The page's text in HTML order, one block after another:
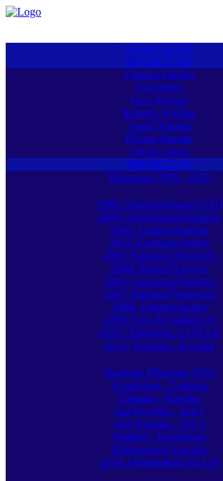
STARTSEITE
BIKERTEAM
Thomas Fischer
Kai Hertel
Uwe Kempe
Roberto Walther
André Pahnke
Philipp Pahnke
Oliver Anton
BIKERTAGE
Bikertage 1999 - 2010
1999: Alpen/Samnaun (CH)
2000: Wolkenstein/Südtirol
2001: Leifers/Südtirol
2002: Gardasee/Italien
2003: Kärnten/Österreich
2004: Salouf/Schweiz
2005: Lavarone/Trentino
2007: Kärnten/Österreich
2008: Trentino/Italien
2009: Foxi di Vallarsa (I)
2010: Alpentour A-CH-I-F
2013: Toskana - Korsika
Startseite Bikertage 2013
Erzgebirge - Toskana
Toskana - Korsika
Auf Korsika - Teil 1
Auf Korsika - Teil 2
Südtirol - Erzgebirge
Bildergalerie Korsika
2014: Ostwindtour bis UA